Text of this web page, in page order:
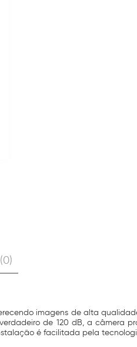
imagens de alta
de 120 dB, a câmera
é facilitada pela